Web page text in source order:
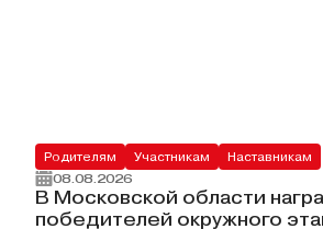
Родителям Участникам Наставникам
08.08.2026
В Московской области
победителей окружного